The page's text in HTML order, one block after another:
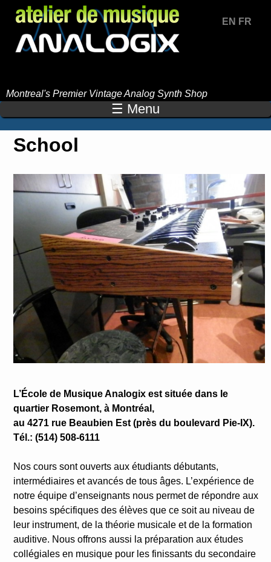
Jump to navigation
Montreal's Premier Vintage Analog Synth Shop
EN FR
School
L’École de Musique Analogix est située dans le
quartier Rosemont, à Montréal,
au 4271 rue Beaubien Est (près du boulevard Pie-IX).
Tél.: (514) 508-6111
Nos cours sont ouverts aux étudiants débutants,
intermédiaires et avancés de tous âges. L’expérience de
notre équipe d’enseignants nous permet de répondre aux
besoins spécifiques des élèves que ce soit au niveau de
leur instrument, de la théorie musicale et de la formation
auditive. Nous offrons aussi la préparation aux études
collégiales en musique pour les finissants du secondaire
☰ Menu